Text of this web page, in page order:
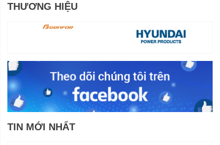
THƯƠNG HIỆU
TIN MỚI NHẤT